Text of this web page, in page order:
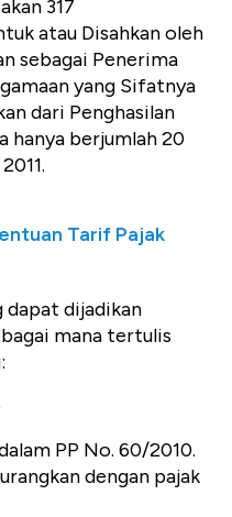
317
atau Disahkan oleh
sebagai Penerima
yang Sifatnya
dari Penghasilan
hanya berjumlah 20
Tarif Pajak
dapat dijadikan
mana tertulis
PP No. 60/2010.
dengan pajak